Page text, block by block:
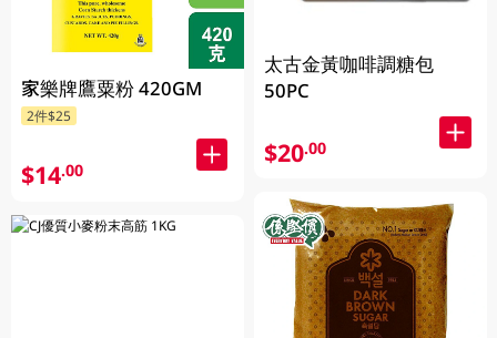
家樂牌鷹粟粉 420GM
2件$25
$14.00
太古金黃咖啡調糖包
50PC
$20.00